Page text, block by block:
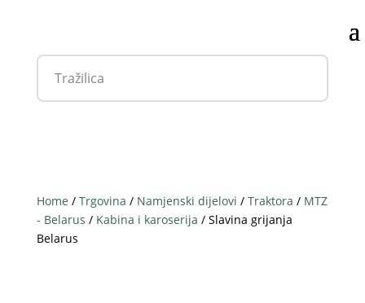
Home / Trgovina / Namjenski dijelovi / Traktora / MTZ
- Belarus / Kabina i karoserija / Slavina grijanja
Belarus